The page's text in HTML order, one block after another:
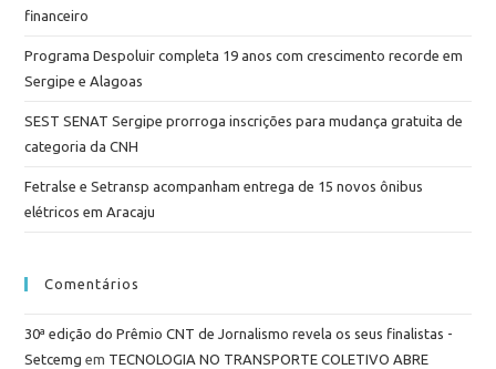
financeiro
Programa Despoluir completa 19 anos com crescimento recorde em
Sergipe e Alagoas
SEST SENAT Sergipe prorroga inscrições para mudança gratuita de
categoria da CNH
Fetralse e Setransp acompanham entrega de 15 novos ônibus
elétricos em Aracaju
Comentários
30ª edição do Prêmio CNT de Jornalismo revela os seus finalistas -
Setcemg em TECNOLOGIA NO TRANSPORTE COLETIVO ABRE